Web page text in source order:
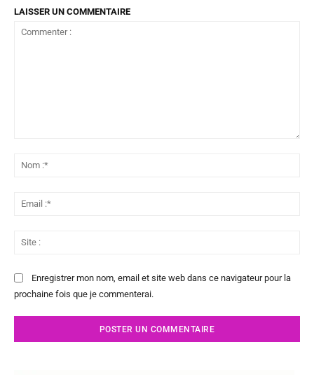
LAISSER UN COMMENTAIRE
Enregistrer mon nom, email et site web dans ce navigateur pour la
prochaine fois que je commenterai.